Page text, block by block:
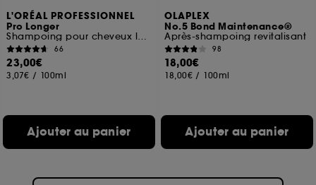
L'ORÉAL PROFESSIONNEL
Pro Longer
Shampoing pour cheveux longs aux pointes afffinées
66
23,00€
3,07€ / 100ml
Ajouter au panier
OLAPLEX
No.5 Bond Maintenance®
Après-shampoing revitalisant
98
18,00€
18,00€ / 100ml
Ajouter au panier